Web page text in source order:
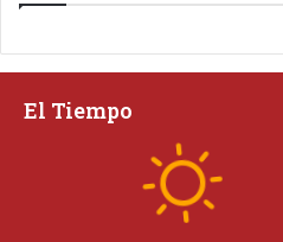
El Tiempo